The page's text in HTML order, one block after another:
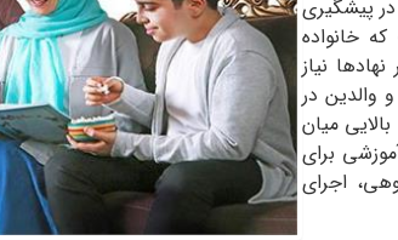
پیشگیری
خانواده
نیاز
والدین در
میان
برای
اجرای